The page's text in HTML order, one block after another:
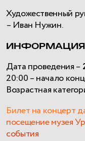
Художественный
– Иван Нужин.
ИНФОРМАЦИЯ
Дата проведения –
20:00 – начало
Возрастная
Билет на концерт
посещение музея
события